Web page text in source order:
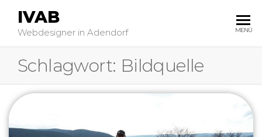
IVAB
Webdesigner in Adendorf MENÜ
Schlagwort: Bildquelle